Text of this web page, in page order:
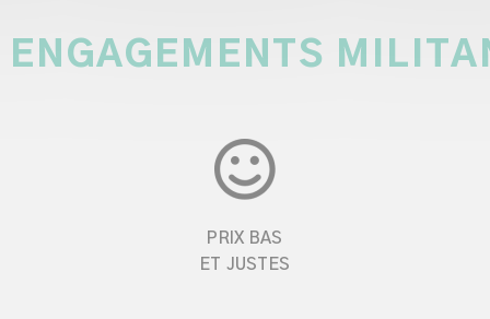
ENGAGEMENTS
PRIX BAS
ET JUSTES